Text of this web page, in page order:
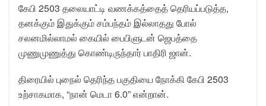
கேபி 2503 தலையாட்டி வணக்கத்தைத் தெரியப்படுத்த,
தனக்கும் இதுக்கும் சம்பந்தம் இல்லாதது போல்
சலனமில்லாமல் கையில் பைபிளுடன் ஜெபத்தை
முணுமுணுத்து கொண்டிருந்தார் பாதிரி ஜான்.
திரையில் புநைல் தெரிந்த பகுதியை நோக்கி கேபி 2503
உற்சாகமாக, “நான் மெடா 6.0” என்றான்.